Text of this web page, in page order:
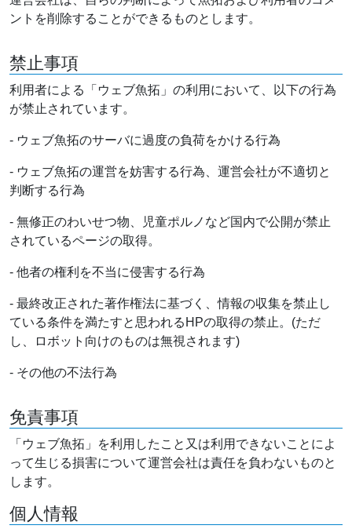
ントを削除することができるものとします。
禁止事項
利用者による「ウェブ魚拓」の利用において、以下の行為
が禁止されています。
- ウェブ魚拓のサーバに過度の負荷をかける行為
- ウェブ魚拓の運営を妨害する行為、運営会社が不適切と
判断する行為
- 無修正のわいせつ物、児童ポルノなど国内で公開が禁止
されているページの取得。
- 他者の権利を不当に侵害する行為
- 最終改正された著作権法に基づく、情報の収集を禁止し
ている条件を満たすと思われるHPの取得の禁止。(ただ
し、ロボット向けのものは無視されます)
- その他の不法行為
免責事項
「ウェブ魚拓」を利用したこと又は利用できないことによ
って生じる損害について運営会社は責任を負わないものと
します。
個人情報